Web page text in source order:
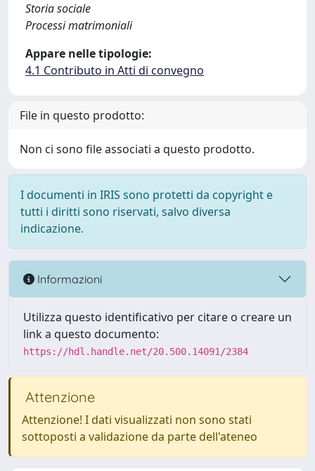
Storia sociale
Processi matrimoniali
Appare nelle tipologie:
4.1 Contributo in Atti di convegno
File in questo prodotto:
Non ci sono file associati a questo prodotto.
I documenti in IRIS sono protetti da copyright e
tutti i diritti sono riservati, salvo diversa
indicazione.
Informazioni
Utilizza questo identificativo per citare o creare un
link a questo documento:
https://hdl.handle.net/20.500.14091/2384
Attenzione
Attenzione! I dati visualizzati non sono stati
sottoposti a validazione da parte dell'ateneo